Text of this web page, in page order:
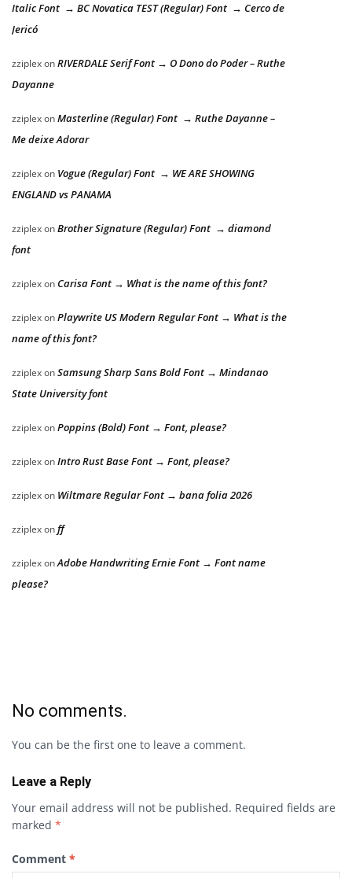
Italic Font → BC Novatica TEST (Regular) Font → Cerco de
Jericó
zziplexonRIVERDALE Serif Font → O Dono do Poder – Ruthe
Dayanne
zziplexonMasterline (Regular) Font → Ruthe Dayanne –
Me deixe Adorar
zziplexon Vogue (Regular) Font → WE ARE SHOWING
ENGLAND vs PANAMA
zziplexonBrother Signature (Regular) Font → diamond
font
zziplexon Carisa Font → What is the name of this font?
zziplexonPlaywrite US Modern Regular Font → What is the
name of this font?
zziplexonSamsung Sharp Sans Bold Font → Mindanao
State University font
zziplexonPoppins (Bold) Font → Font, please?
zziplexonIntro Rust Base Font → Font, please?
zziplexon Wiltmare Regular Font → bana folia 2026
zziplexonff
zziplexonAdobe Handwriting Ernie Font → Font name
please?
No comments.
You can be the first one to leave a comment.
Leave a Reply
Your email address will not be published. Required fields are
marked *
Comment *